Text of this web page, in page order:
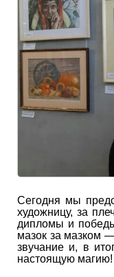
Сегодня мы
художницу, за
дипломы и
мазок за мазком
звучание и, в
настоящую магию!